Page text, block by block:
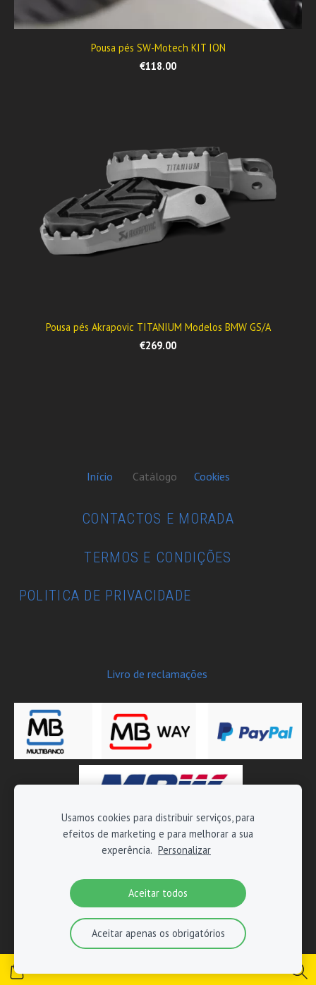
Pousa pés SW-Motech KIT ION
€118.00
Pousa pés Akrapovic TITANIUM Modelos BMW GS/A
€269.00
Início Catálogo Cookies
CONTACTOS E MORADA
TERMOS E CONDIÇÕES
POLITICA DE PRIVACIDADE
Livro de reclamações
Copyright © 2026 Moto-Tech - Todos os direitos reservados
Usamos cookies para distribuir serviços, para
efeitos de marketing e para melhorar a sua
experência. Personalizar
Aceitar todos
Aceitar apenas os obrigatórios